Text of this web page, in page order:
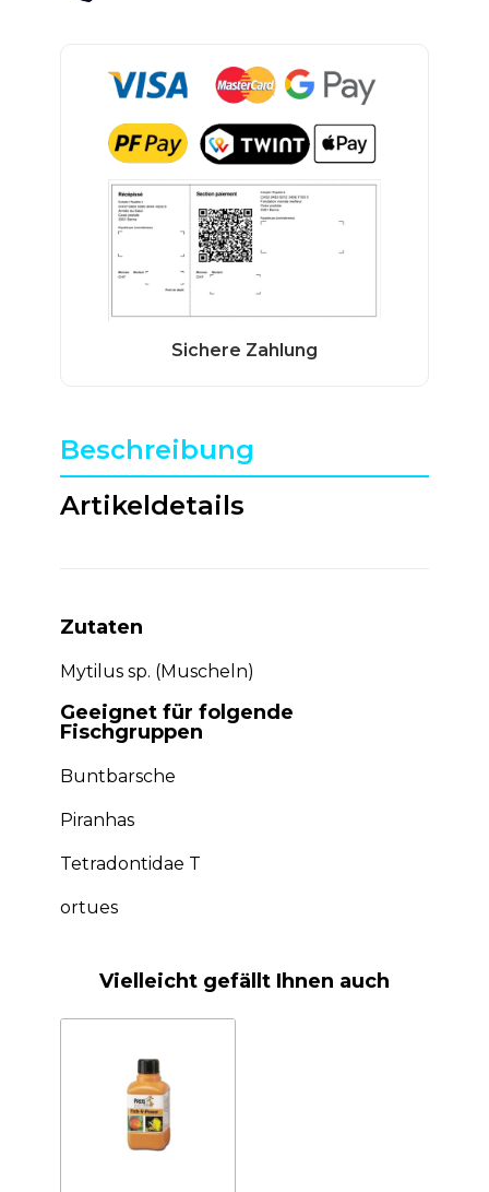
Beschreibung
Artikeldetails
Zutaten
Mytilus sp. (Muscheln)
Geeignet für folgende
Fischgruppen
Buntbarsche
Piranhas
Tetradontidae T
ortues
Vielleicht gefällt Ihnen auch